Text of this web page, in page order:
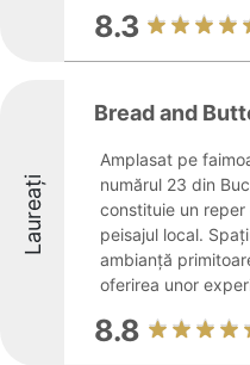
8.3
Laureați
Bread and
Amplasat pe
numărul 23 din
constituie un
peisajul local.
ambianță
oferirea unor
8.8